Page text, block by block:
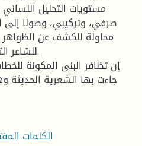
مستويات التحليل
صرفي، وتركيبي، وصولا إلى
محاولة للكشف عن الظواهر
للشاعر
إن تظافر البنى المكونة
جاءت بها الشعرية الحديثة
الكلمات